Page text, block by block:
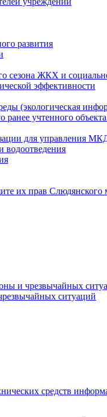
развития
сезона ЖКХ и
эффективности
(экологическая
ранее учтенного
для управления
водоотведения
их прав Слюдянского
и чрезвычайных
ситуаций
средств